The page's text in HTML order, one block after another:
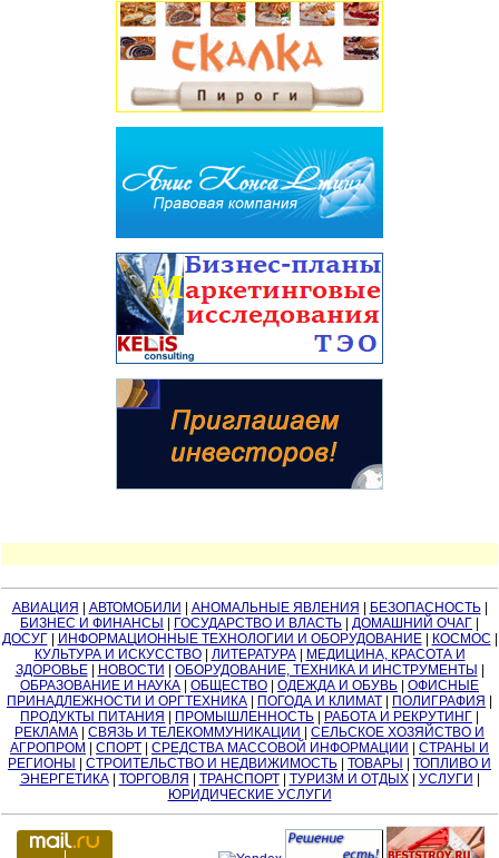
АВИАЦИЯ АВТОМОБИЛИ АНОМАЛЬНЫЕ ЯВЛЕНИЯ БЕЗОПАСНОСТЬ|
БИЗНЕС И ФИНАНСЫ
ГОСУДАРСТВО И ВЛАСТЬ ДОМАШНИЙ ОЧАГ
ДОСУГ| ИНФОРМАЦИОННЫЕ ТЕХНОЛОГИИ И ОБОРУДОВАНИЕ| КОСМОС
КУЛЬТУРА И ИСКУССТВО| ЛИТЕРАТУРА|
МЕДИЦИНА, КРАСОТА И
ЗДОРОВЬЕ| НОВОСТИ ОБОРУДОВАНИЕ, ТЕХНИКА И ИНСТРУМЕНТЫ
ОБРАЗОВАНИЕ И НАУКА
ОБЩЕСТВО ОДЕЖДА И ОБУВЬ
ОФИСНЫЕ
ПРИНАДЛЕЖНОСТИ И ОРГТЕХНИКА
ПОГОДА И КЛИМАТ ПОЛИГРАФИЯ
ПРОДУКТЫ ПИТАНИЯ
ПРОМЫШЛЕННОСТЬ РАБОТА И РЕКРУТИНГ
РЕКЛАМА
СВЯЗЬ И ТЕЛЕКОММУНИКАЦИИ
СЕЛЬСКОЕ ХОЗЯЙСТВО И
АГРОПРОМ
СПОРТ СРЕДСТВА МАССОВОЙ ИНФОРМАЦИИ
СТРАНЫ И
РЕГИОНЫ
СТРОИТЕЛЬСТВО И НЕДВИЖИМОСТЬ ТОВАРЫ
ТОПЛИВО И
ЭНЕРГЕТИКА| ТОРГОВЛЯ ТРАНСПОРТ| ТУРИЗМ И ОТДЫХ| УСЛУГИ
ЮРИДИЧЕСКИЕ УСЛУГИ